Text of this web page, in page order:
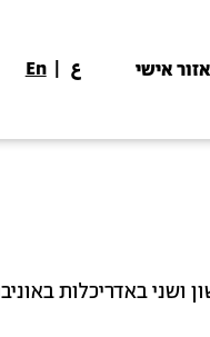
אזור אישי En ع
ושני באדריכלות